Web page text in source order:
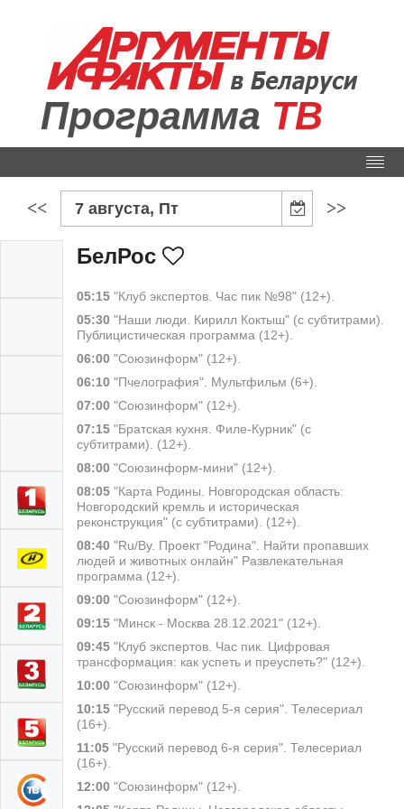
Программа ТВ
<< 7 августа, Пт >>
БелРос
05:15 "Клуб экспертов. Час пик №98" (12+).
05:30 "Наши люди. Кирилл Коктыш" (с субтитрами).
Публицистическая программа (12+).
06:00 "Союзинформ" (12+).
06:10 "Пчелография". Мультфильм (6+).
07:00 "Союзинформ" (12+).
07:15 "Братская кухня. Филе-Курник" (с
субтитрами). (12+).
08:00 "Союзинформ-мини" (12+).
08:05 "Карта Родины. Новгородская область:
Новгородский кремль и историческая
реконструкция" (с субтитрами). (12+).
08:40 "Ru/By. Проект "Родина". Найти пропавших
людей и животных онлайн" Развлекательная
программа (12+).
09:00 "Союзинформ" (12+).
09:15 "Минск - Москва 28.12.2021" (12+).
09:45 "Клуб экспертов. Час пик. Цифровая
трансформация: как успеть и преуспеть?" (12+).
10:00 "Союзинформ" (12+).
10:15 "Русский перевод 5-я серия". Телесериал
(16+).
11:05 "Русский перевод 6-я серия". Телесериал
(16+).
12:00 "Союзинформ" (12+).